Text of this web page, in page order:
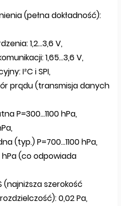
(pełna dokładność):
1,2...3,6 V,
1,65...3,6 V,
I²C i SPI,
prądu (transmisja danych
P=300...1100 hPa,
(typ.) P=700...1100 hPa,
hPa (co odpowiada
(najniższa szerokość
0,02 Pa,